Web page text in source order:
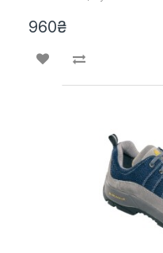
960₴